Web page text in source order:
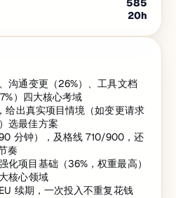
585
20h
沟通变更（26%）、工具文档
）四大核心考域
给出真实项目情境（如变更请求
选最佳方案
分钟），及格线 710/900，还
奏
化项目基础（36%，权重最高）
核心领域
续期，一次投入不重复花钱